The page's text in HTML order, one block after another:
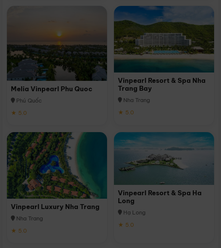
Melia Vinpearl Phu Quoc
Phú Quốc
★ 5.0
Vinpearl Resort & Spa Nha
Trang Bay
Nha Trang
★ 5.0
Vinpearl Luxury Nha Trang
Nha Trang
★ 5.0
Vinpearl Resort & Spa Ha
Long
Hạ Long
★ 5.0